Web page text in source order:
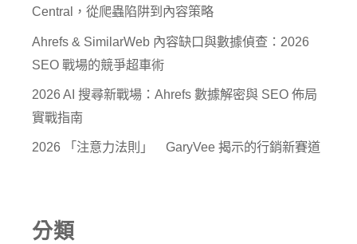
Central，從爬蟲陷阱到內容策略
Ahrefs & SimilarWeb 內容缺口與數據偵查：2026
SEO 戰場的競爭超車術
2026 AI 搜尋新戰場：Ahrefs 數據解密與 SEO 佈局
實戰指南
2026 「注意力法則」 GaryVee 揭示的行銷新賽道
分類